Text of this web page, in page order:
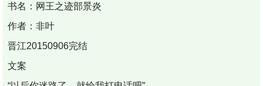
书名：网王之迹部景炎
作者：非叶
晋江20150906完结
文案